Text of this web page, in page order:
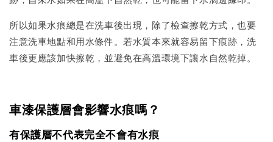
所以如果水痕總是在洗車後出現，除了檢查擦乾方式，也要
注意洗車地點和用水條件。若水質本來就容易留下痕跡，洗
車後更應該加快擦乾，並避免在高溫環境下讓水自然乾掉。
車漆保護層會影響水痕嗎？
有保護層不代表完全不會有水痕